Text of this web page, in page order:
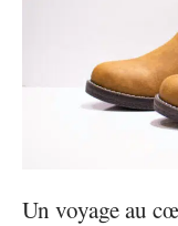
Un voyage au